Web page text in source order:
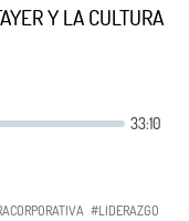
Y LA CULTURA
#LIDERAZGO